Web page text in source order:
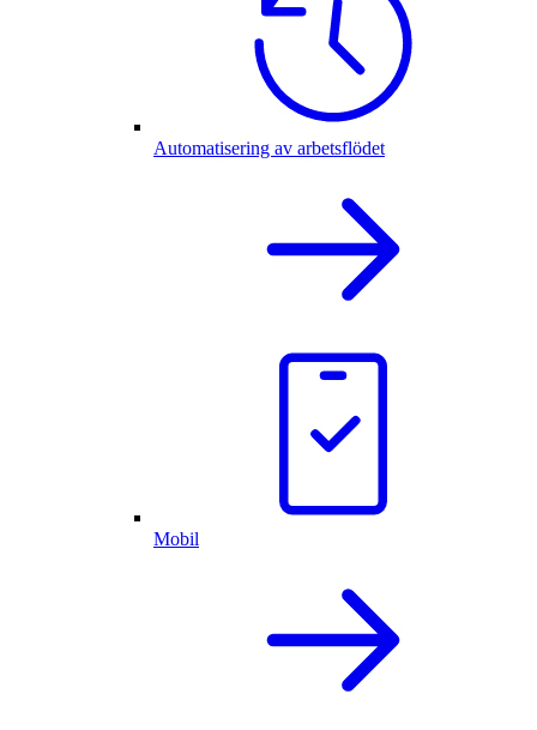
Automatisering av arbetsflödet
Mobil